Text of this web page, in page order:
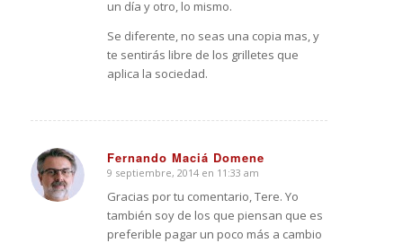
un día y otro, lo mismo.
Se diferente, no seas una copia mas, y
te sentirás libre de los grilletes que
aplica la sociedad.
Fernando Maciá Domene
Dice:
9 septiembre, 2014 en 11:33 am
Gracias por tu comentario, Tere. Yo
también soy de los que piensan que es
preferible pagar un poco más a cambio